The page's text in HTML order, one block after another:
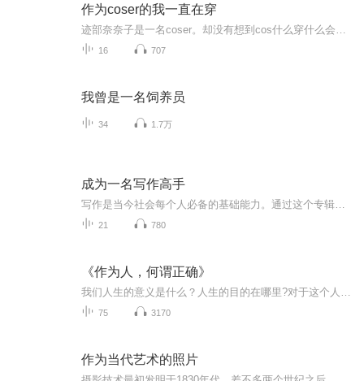
作为coser的我一直在穿
16 707
我曾是一名饲养员
34 1.7万
成为一名写作高手
21 780
《作为人，何谓正确》
75 3170
作为当代艺术的照片